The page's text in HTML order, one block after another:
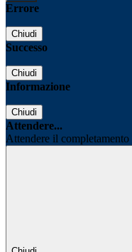
Errore
Chiudi
Successo
Chiudi
Informazione
Chiudi
Attendere...
Attendere il